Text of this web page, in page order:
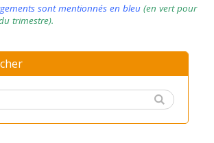
sont mentionnés en bleu (en vert pour
trimestre).